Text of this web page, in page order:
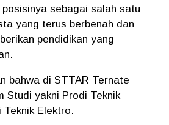
sebagai salah satu
yang terus berbenah dan
pendidikan yang
bahwa di STTAR Ternate
Studi yakni Prodi Teknik
Elektro.